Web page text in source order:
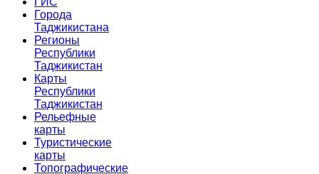
Города
Таджикистана
Регионы
Республики
Таджикистан
Карты
Республики
Таджикистан
Рельефные
карты
Туристические
карты
Топографические